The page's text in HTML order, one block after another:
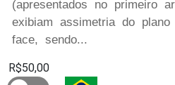
(apresentados no primeiro
exibiam assimetria do
face, sendo...
R$50,00